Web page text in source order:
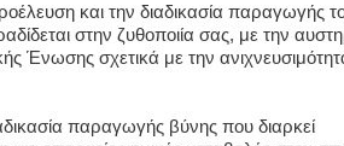
και την διαδικασία παραγωγής
στην ζυθοποιία σας, με την
Ένωσης σχετικά με την
παραγωγής βύνης που διαρκεί